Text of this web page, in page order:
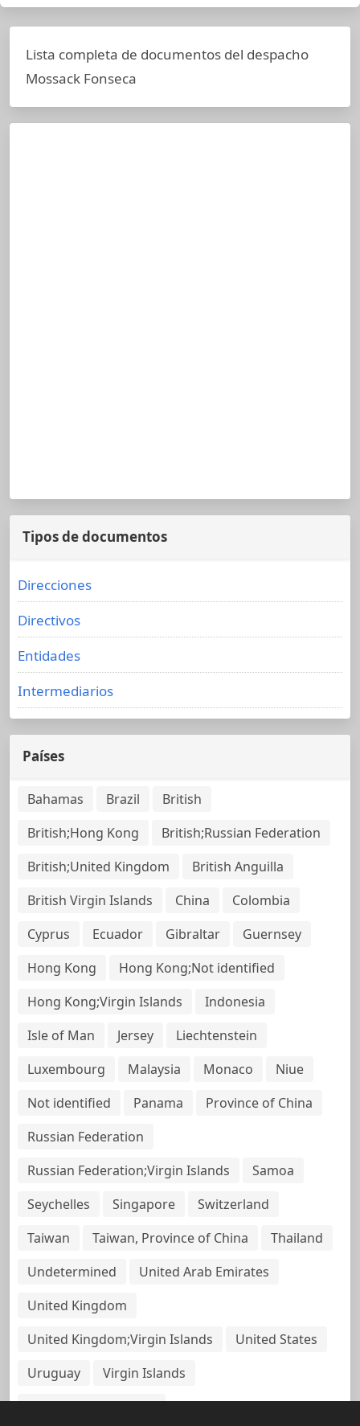
Lista completa de documentos del despacho
Mossack Fonseca
Tipos de documentos
Direcciones
Directivos
Entidades
Intermediarios
Países
Bahamas Brazil
British
British;Hong Kong
British;Russian Federation
British;United Kingdom
British Anguilla
British Virgin Islands
China
Colombia
Cyprus
Ecuador Gibraltar
Guernsey
Hong Kong
Hong Kong;Not identified
Hong Kong;Virgin Islands
Indonesia
Isle of Man
Jersey
Liechtenstein
Luxembourg
Malaysia Monaco
Niue
Not identified
Panama
Province of China
Russian Federation
Russian Federation;Virgin Islands
Samoa
Seychelles
Singapore
Switzerland
Taiwan
Taiwan, Province of China
Thailand
Undetermined
United Arab Emirates
United Kingdom
United Kingdom;Virgin Islands
United States
Uruguay
Virgin Islands
Virgin Islands, British